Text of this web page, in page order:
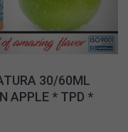
30/60ML
APPLE * TPD *